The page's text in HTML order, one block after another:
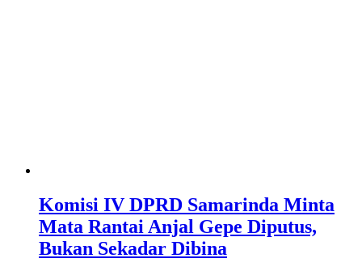
Komisi IV DPRD Samarinda Minta
Mata Rantai Anjal Gepe Diputus,
Bukan Sekadar Dibina